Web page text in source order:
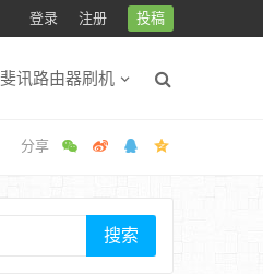
登录 注册 投稿
斐讯路由器刷机
搜索